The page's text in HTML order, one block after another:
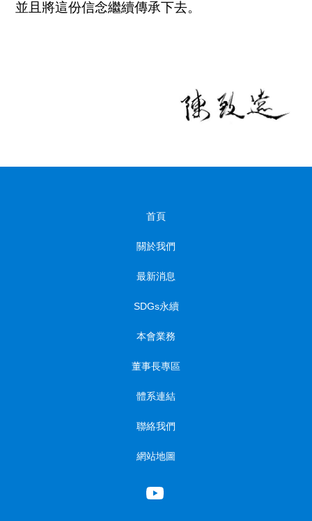
並且將這份信念繼續傳承下去。
首頁
關於我們
最新消息
SDGs永續
本會業務
董事長專區
體系連結
聯絡我們
網站地圖